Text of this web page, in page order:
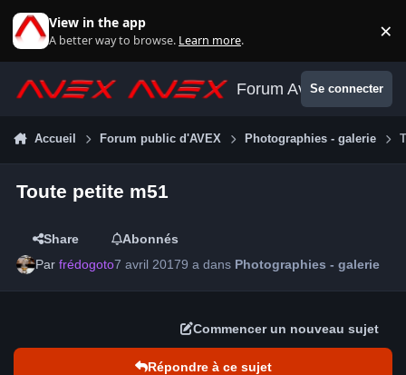
View in the app
A better way to browse. Learn more. ×
Forum AvexSe connecter
Accueil Forum public d'AVEX Photographies - galerie
Toute petite m51
Share
Abonnés
Parfrédogoto7 avril 20179 a dans Photographies - galerie
Commencer un nouveau sujet
Répondre à ce sujet